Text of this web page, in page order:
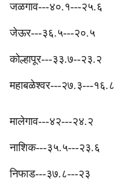
जळगाव---४०.१---२५.६
जेऊर---३६.५---२०.५
‎‎कोल्हापूर---३३.७--२३.२
‎महाबळेश्वर---२७.३---१६.८
मालेगाव---४२---२४.२
‎‎नाशिक---३५.५---२३.६
निफाड---३७.८---२३